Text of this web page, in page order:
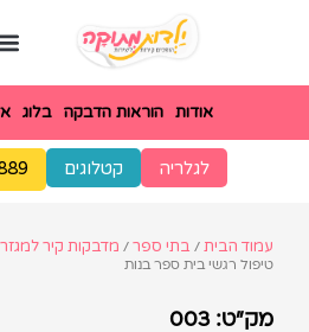
אודות הוראות הדבקה בלוג
לגלריה קטלוגים
עמוד הבית / בתי ספר / מדבקות קיר
טיפול רגשי בית ספר בנות
מק"ט: 003